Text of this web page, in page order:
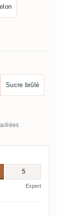
Sucre brûlé
5
Expert